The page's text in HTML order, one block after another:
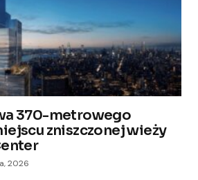
370-metrowego
zniszczonej wieży
2026